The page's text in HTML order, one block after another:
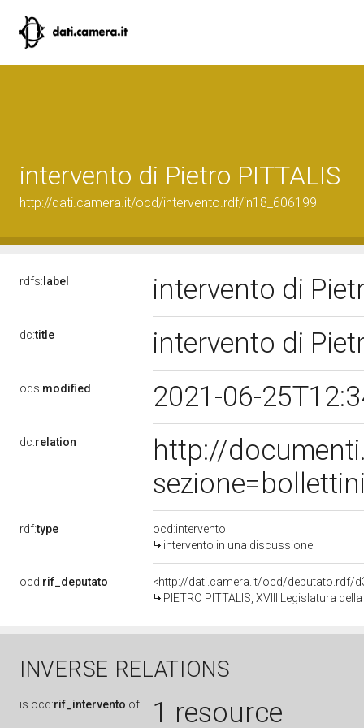
intervento di Pietro PITTALIS
http://dati.camera.it/ocd/intervento.rdf/in18_606199
rdfs: label intervento di
dc:title intervento di
ods:modified 2021-06-
dc:relation
http://
rdf:type
ocd:intervento
intervento in una discussione
ocd:rif_deputato
<http://dati.camera.it/ocd/deputato.rdf/
PIETRO PITTALIS, XVIII Legislatura
INVERSE RELATIONS
is ocd:rif_intervento of 1 resource